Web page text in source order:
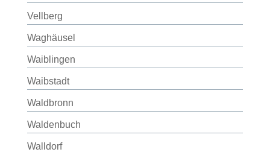
Vellberg
Waghäusel
Waiblingen
Waibstadt
Waldbronn
Waldenbuch
Walldorf